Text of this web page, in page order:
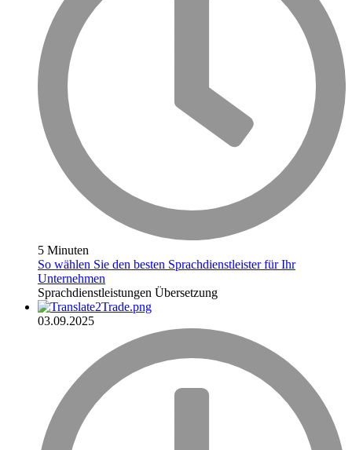
5 Minuten
So wählen Sie den besten Sprachdienstleister für Ihr
Unternehmen
Sprachdienstleistungen Übersetzung
03.09.2025